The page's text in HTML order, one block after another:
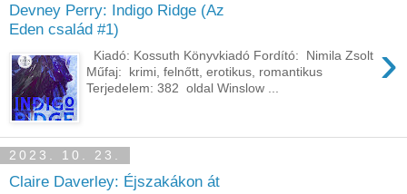
Devney Perry: Indigo Ridge (Az
Eden család #1)
›
Kiadó: Kossuth Könyvkiadó Fordító: Nimila Zsolt
Műfaj: krimi, felnőtt, erotikus, romantikus
Terjedelem: 382 oldal Winslow ...
2023. 10. 23.
Claire Daverley: Éjszakákon át